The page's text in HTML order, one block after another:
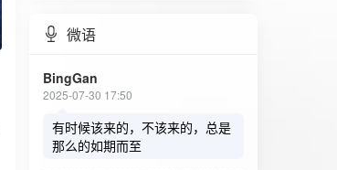
微语
BingGan
2025-07-30 17:50
有时候该来的，不该来的，总是
那么的如期而至